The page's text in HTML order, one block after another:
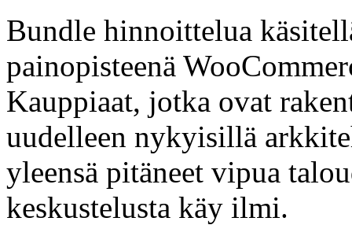
Bundle hinnoittelua
painopisteenä
Kauppiaat, jotka ovat
uudelleen nykyisillä
yleensä pitäneet vipua
keskustelusta käy ilmi.